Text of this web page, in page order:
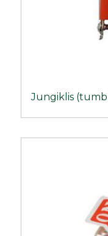
Jungiklis